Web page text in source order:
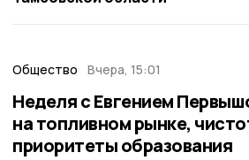
Общество Вчера, 15:01
Неделя с Евгением
на топливном рынке,
приоритеты образования